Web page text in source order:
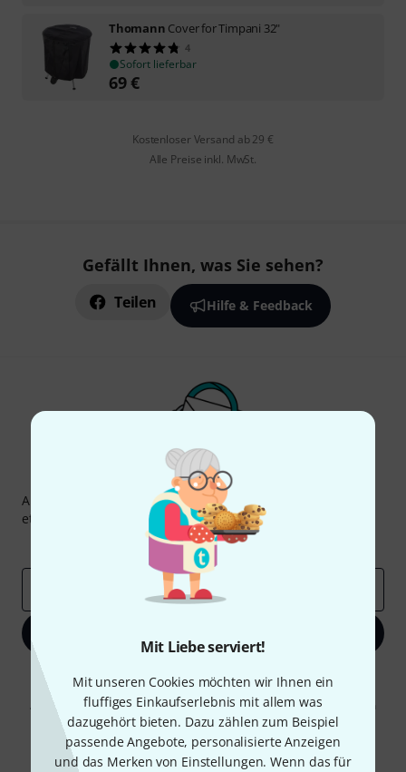
Mit Liebe serviert!
Mit unseren Cookies möchten wir Ihnen ein
fluffiges Einkaufserlebnis mit allem was
dazugehört bieten. Dazu zählen zum Beispiel
passende Angebote, personalisierte Anzeigen
und das Merken von Einstellungen. Wenn das für
Thomann Cover for Timpani 32"
4
Sofort lieferbar
69€
Kostenloser Versand ab 29 €
Alle Preise inkl. MwSt.
Gefällt Ihnen, was Sie sehen?
Teilen Hilfe & Feedback
Thomann Newsletter
Abonniere den Thomann Newsletter und gewinne mit
etwas Glück einen von
50 Gutscheinenüber jeweils
Inspirierende Beiträge
Deals
Mit Klick auf „Jetzt anmelden“ stimmen Sie dem Erhalt von E-Mail-
Werbung und einer Messung des E-Mail-Nutzungsverhaltens zu. Die
Abmeldung ist jederzeit möglich. Weitere Informationen finden Sie in
unserenDatenschutzhinweisen.
* Pflichtfeld